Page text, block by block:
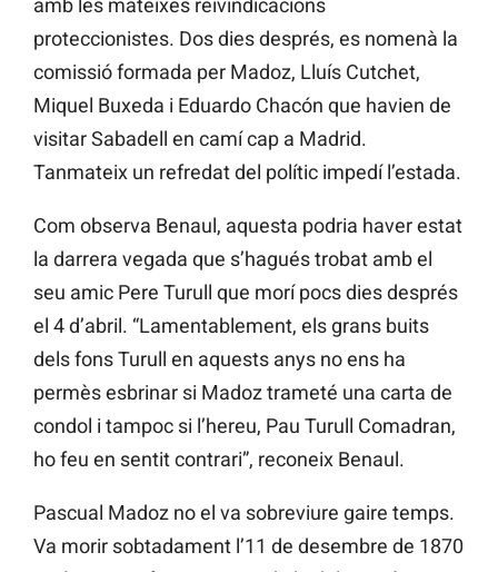
amb les mateixes reivindicacions
proteccionistes. Dos dies després, es nomenà la
comissió formada per Madoz, Lluís Cutchet,
Miquel Buxeda i Eduardo Chacón que havien de
visitar Sabadell en camí cap a Madrid.
Tanmateix un refredat del polític impedí l’estada.
Com observa Benaul, aquesta podria haver estat
la darrera vegada que s’hagués trobat amb el
seu amic Pere Turull que morí pocs dies després
el 4 d’abril. “Lamentablement, els grans buits
dels fons Turull en aquests anys no ens ha
permès esbrinar si Madoz trameté una carta de
condol i tampoc si l’hereu, Pau Turull Comadran,
ho feu en sentit contrari”, reconeix Benaul.
Pascual Madoz no el va sobreviure gaire temps.
Va morir sobtadament l’11 de desembre de 1870